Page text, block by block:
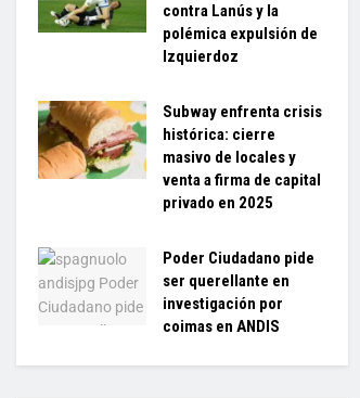
contra Lanús y la
polémica expulsión de
Izquierdoz
Subway enfrenta crisis
histórica: cierre
masivo de locales y
venta a firma de capital
privado en 2025
Poder Ciudadano pide
ser querellante en
investigación por
coimas en ANDIS